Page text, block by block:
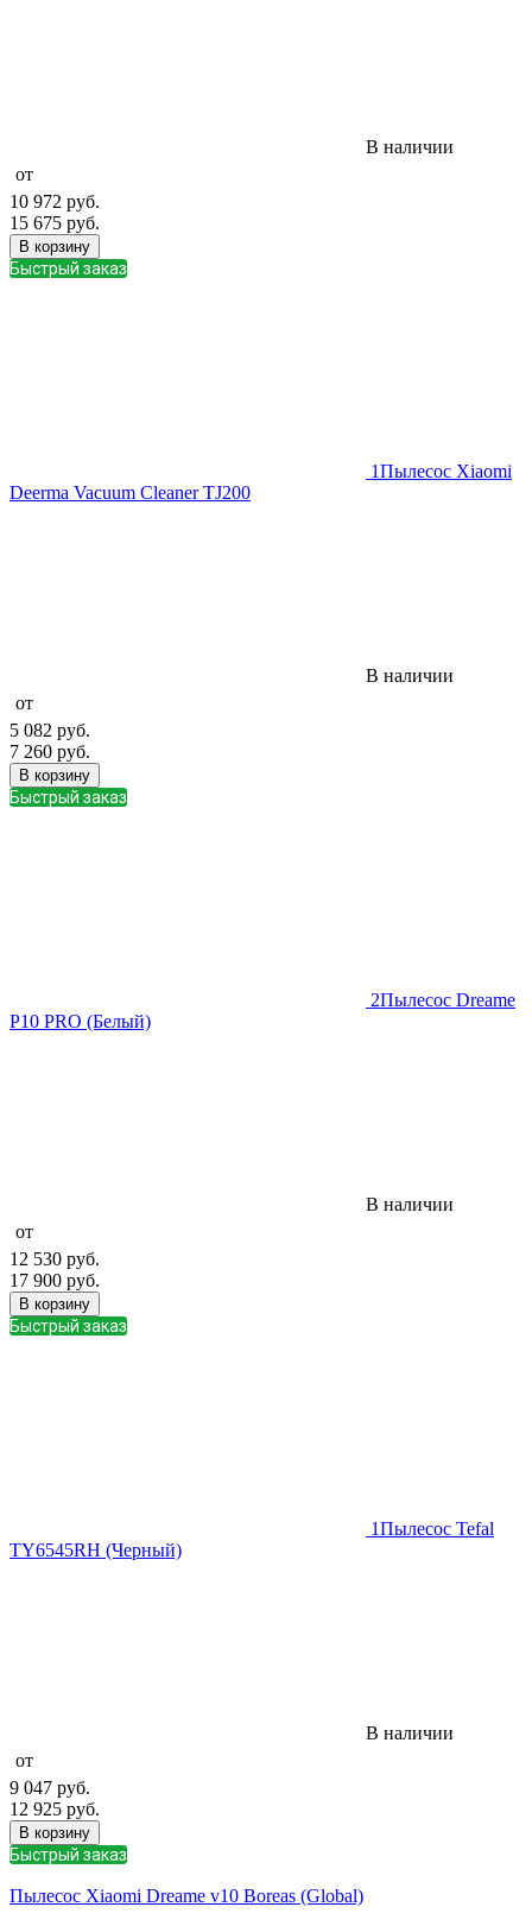
В наличии
от
10 972 руб.
15 675 руб.
В корзину
Быстрый заказ
1Пылесос Xiaomi
Deerma Vacuum Cleaner TJ200
В наличии
от
5 082 руб.
7 260 руб.
В корзину
Быстрый заказ
2Пылесос Dreame
P10 PRO (Белый)
В наличии
от
12 530 руб.
17 900 руб.
В корзину
Быстрый заказ
1Пылесос Tefal
TY6545RH (Черный)
В наличии
от
9 047 руб.
12 925 руб.
В корзину
Быстрый заказ
Пылесос Xiaomi Dreame v10 Boreas (Global)